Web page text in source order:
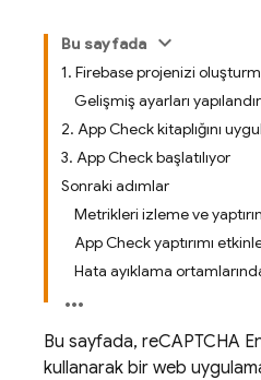
Bu sayfada
1. Firebase projenizi
Gelişmiş ayarları
2. App Check kitaplığını
3. App Check başlatılıyor
Sonraki adımlar
Metrikleri izleme ve
App Check yaptırımı
Hata ayıklama
Bu sayfada, reCAPTCHA
kullanarak bir web